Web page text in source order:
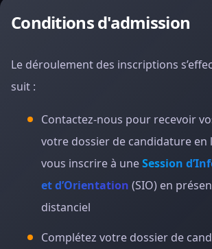
Conditions d'admission
Le déroulement des inscriptions
suit :
Contactez-nous pour recevoir
votre dossier de candidature en
vous inscrire à uneSession
et d’Orientation (SIO) en
distanciel
Complétez votre dossier de